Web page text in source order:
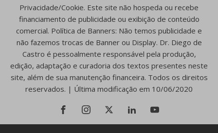
Privacidade/Cookie. Este site não hospeda ou recebe
financiamento de publicidade ou exibição de conteúdo
comercial. Política de Banners: Não temos publicidade e
não fazemos trocas de Banner ou Display. Dr. Diego de
Castro é pessoalmente responsável pela produção,
edição, adaptação e curadoria dos textos presentes neste
site, além de sua manutenção financeira. Todos os direitos
reservados. | Última modificação em 10/06/2020